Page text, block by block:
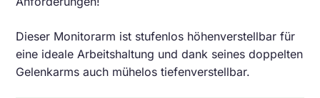
Dieser Monitorarm ist stufenlos höhenverstellbar für
eine ideale Arbeitshaltung und dank seines doppelten
Gelenkarms auch mühelos tiefenverstellbar.